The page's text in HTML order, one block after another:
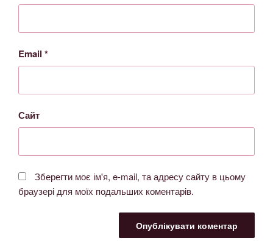
Email *
Сайт
Зберегти моє ім'я, e-mail, та адресу сайту в цьому
браузері для моїх подальших коментарів.